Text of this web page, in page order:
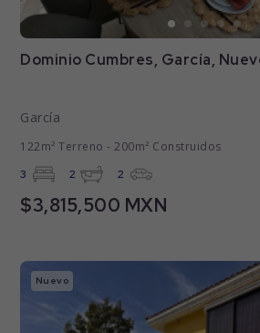
Dominio Cumbres, García,
García
122m² Terreno - 200m² Construidos
3 2 2
$3,815,500 MXN
Nuevo